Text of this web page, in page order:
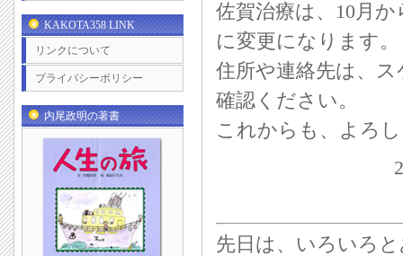
佐賀治療は、10月
に変更になります。
住所や連絡先は、
確認ください。
これからも、よろ
先日は、いろいろ
KAKOTA358 LINK
リンクについて
プライバシーポリシー
内尾政明の著書